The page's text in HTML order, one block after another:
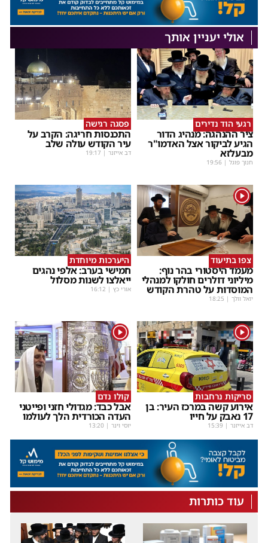
אולי יעניין אותך
רגעי הוד נדירים
ציר ההנהגה: מנהיג הדור
הגיע לביקור אצל האדמו"ר
מבעלזא
חנוך פוגל |
19:56
פסגה רגישה
התכנסות חריגה: הקרב על
עיר הקודש עולה שלב
דב אייזנר |
19:17
1
צפו בתיעוד
מעמד היסטורי בהר נוף:
מיליוני דולרים חולקו למנהלי
המוסדות על טהרת הקודש
יואל וולך |
18:25
היערכות מיוחדת
חמישי בערב: אלפי נהגים
ייאלצו לשנות מסלול
אורי כץ |
16:12
1
סריקות נרחבות
אירוע קשה במרכז העיר: בן
17 נאבק על חייו
דב אייזנר |
15:39
1
קולו נדם
אבל כבד: מגדולי חזני ופייטני
העדה הכורדית הלך לעולמו
יוסי וינר |
13:20
עוד כותרות